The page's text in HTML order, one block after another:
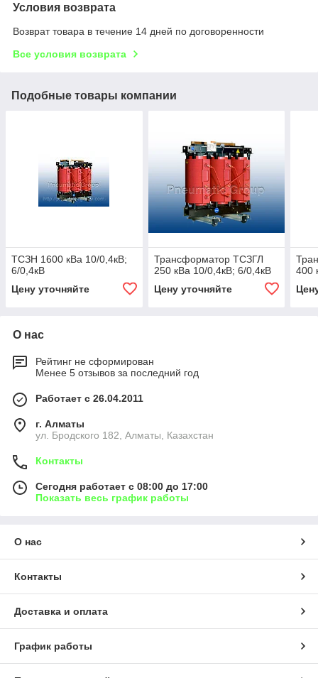
Условия возврата
Возврат товара в течение 14 дней по договоренности
Все условия возврата
Подобные товары компании
ТСЗН 1600 кВа 10/0,4кВ;
6/0,4кВ
Цену уточняйте
Трансформатор ТСЗГЛ
250 кВа 10/0,4кВ; 6/0,4кВ
Цену уточняйте
400
О нас
Рейтинг не сформирован
Менее 5 отзывов за последний год
Работает с 26.04.2011
г. Алматы
ул. Бродского 182, Алматы, Казахстан
Контакты
Сегодня работает с 08:00 до 17:00
Показать весь график работы
О нас
Контакты
Доставка и оплата
График работы